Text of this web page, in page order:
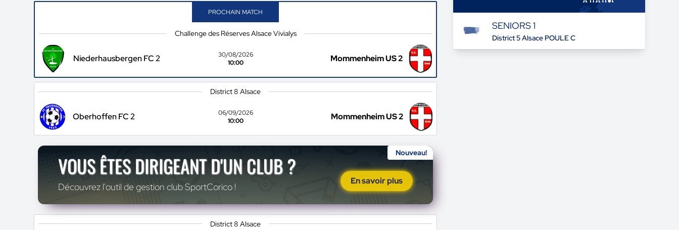
PROCHAIN MATCH
Challenge des Réserves Alsace Vivialys
Niederhausbergen FC 2
30/08/2026
10:00
Mommenheim US 2
District 8 Alsace
Oberhoffen FC 2
06/09/2026
10:00
Mommenheim US 2
Nouveau!
VOUS ÊTES DIRIGEANT D'UN CLUB ?
Découvrez l'outil de gestion club SportCorico !
En savoir plus
District 8 Alsace
SENIORS 1
District 5 Alsace POULE C